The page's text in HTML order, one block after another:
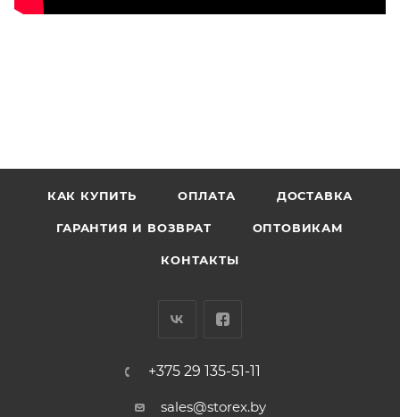
КАК КУПИТЬ ОПЛАТА ДОСТАВКА
ГАРАНТИЯ И ВОЗВРАТ ОПТОВИКАМ
КОНТАКТЫ
+375 29 135-51-11
sales@storex.by